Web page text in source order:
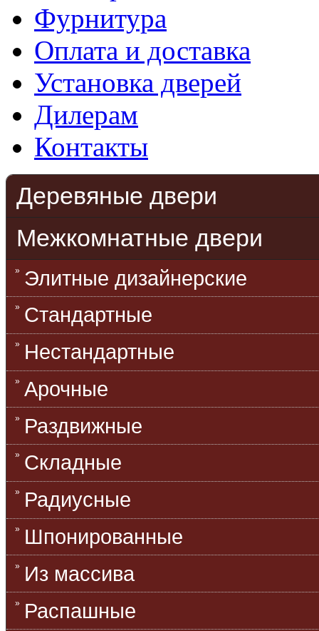
Фурнитура
Оплата и доставка
Установка дверей
Дилерам
Контакты
Деревяные двери
Межкомнатные двери
Элитные дизайнерские
Стандартные
Нестандартные
Арочные
Раздвижные
Складные
Радиусные
Шпонированные
Из массива
Распашные